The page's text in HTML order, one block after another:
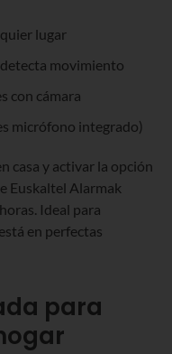
lugar
movimiento
con cámara
micrófono integrado)
casa y activar la opción
Euskaltel Alarmak
Ideal para
en perfectas
para